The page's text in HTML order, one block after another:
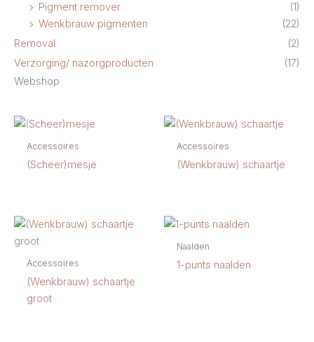
Pigment remover
(1)
Wenkbrauw pigmenten
(22)
Removal
(2)
Verzorging/ nazorgproducten
(17)
Webshop
Accessoires
(Scheer)mesje
Accessoires
(Wenkbrauw) schaartje
Accessoires
(Wenkbrauw) schaartje
groot
Naalden
1-punts naalden